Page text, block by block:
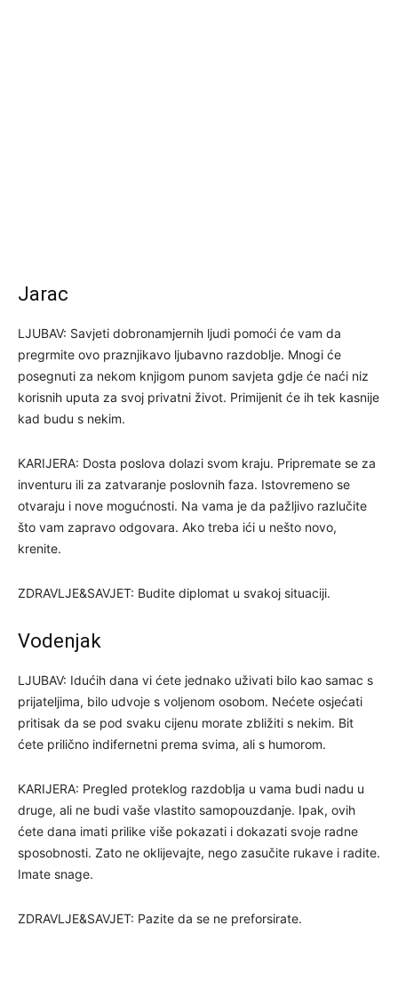
Jarac
LJUBAV: Savjeti dobronamjernih ljudi pomoći će vam da
pregrmite ovo praznjikavo ljubavno razdoblje. Mnogi će
posegnuti za nekom knjigom punom savjeta gdje će naći niz
korisnih uputa za svoj privatni život. Primijenit će ih tek kasnije
kad budu s nekim.
KARIJERA: Dosta poslova dolazi svom kraju. Pripremate se za
inventuru ili za zatvaranje poslovnih faza. Istovremeno se
otvaraju i nove mogućnosti. Na vama je da pažljivo razlučite
što vam zapravo odgovara. Ako treba ići u nešto novo,
krenite.
ZDRAVLJE&SAVJET: Budite diplomat u svakoj situaciji.
Vodenjak
LJUBAV: Idućih dana vi ćete jednako uživati bilo kao samac s
prijateljima, bilo udvoje s voljenom osobom. Nećete osjećati
pritisak da se pod svaku cijenu morate zbližiti s nekim. Bit
ćete prilično indifernetni prema svima, ali s humorom.
KARIJERA: Pregled proteklog razdoblja u vama budi nadu u
druge, ali ne budi vaše vlastito samopouzdanje. Ipak, ovih
ćete dana imati prilike više pokazati i dokazati svoje radne
sposobnosti. Zato ne oklijevajte, nego zasučite rukave i radite.
Imate snage.
ZDRAVLJE&SAVJET: Pazite da se ne preforsirate.